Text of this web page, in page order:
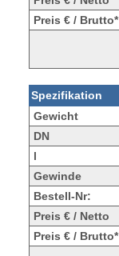
Preis € / Brutto*
Spezifikation
Gewicht
DN
l
Gewinde
Bestell-Nr:
Preis € / Netto
Preis € / Brutto*